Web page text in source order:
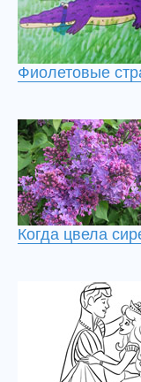
Фиолетовые
Когда цвела